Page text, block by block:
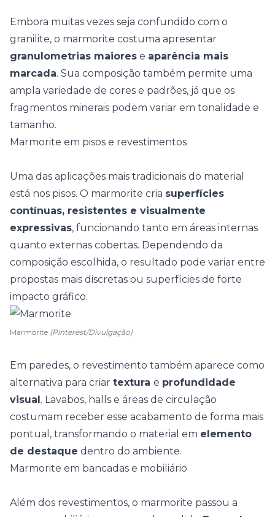
Embora muitas vezes seja confundido com o
granilite, o marmorite costuma apresentar
granulometrias maiores e aparência mais
marcada. Sua composição também permite uma
ampla variedade de cores e padrões, já que os
fragmentos minerais podem variar em tonalidade e
tamanho.
Marmorite em pisos e revestimentos
Uma das aplicações mais tradicionais do material
está nos pisos. O marmorite cria superfícies
contínuas, resistentes e visualmente
expressivas, funcionando tanto em áreas internas
quanto externas cobertas. Dependendo da
composição escolhida, o resultado pode variar entre
propostas mais discretas ou superfícies de forte
impacto gráfico.
Marmorite (Pinterest/Divulgação)
Em paredes, o revestimento também aparece como
alternativa para criar textura e profundidade
visual. Lavabos, halls e áreas de circulação
costumam receber esse acabamento de forma mais
pontual, transformando o material em elemento
de destaque dentro do ambiente.
Marmorite em bancadas e mobiliário
Além dos revestimentos, o marmorite passou a